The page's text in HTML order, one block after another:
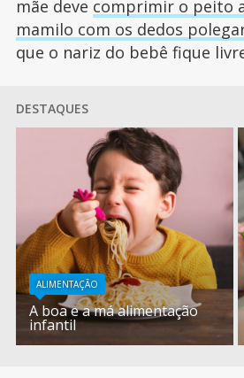
mãe deve comprimir o peito
mamilo com os dedos
que o nariz do bebê fique
DESTAQUES
ALIMENTAÇÃO
A boa e a má alimentação
infantil